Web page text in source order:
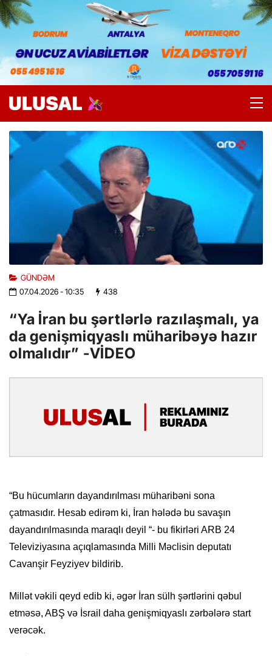
GÜNDƏM
07.04.2026- 10:35 438
“Ya İran bu şərtlərlə razılaşmalı, ya
da genişmiqyaslı müharibəyə hazır
olmalıdır” -VİDEO
“Bu hücumların dayandırılması müharibəni sona
çatmasıdır. Hesab edirəm ki, İran hələdə bu savaşın
dayandırılmasında maraqlı deyil “- bu fikirləri ARB 24
Televiziyasına açıqlamasında Milli Məclisin deputatı
Cavanşir Feyziyev bildirib.
Millət vəkili qeyd edib ki, əgər İran sülh şərtlərini qəbul
etməsə, ABŞ və İsrail daha genişmiqyaslı zərbələrə start
verəcək.